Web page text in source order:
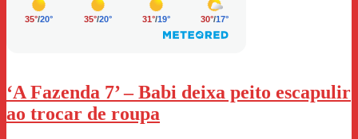
‘A Fazenda 7’ – Babi deixa peito escapulir
ao trocar de roupa